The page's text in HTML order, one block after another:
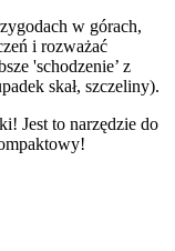
w górach,
i rozważać
'schodzenie’ z
skał, szczeliny).
Jest to narzędzie do